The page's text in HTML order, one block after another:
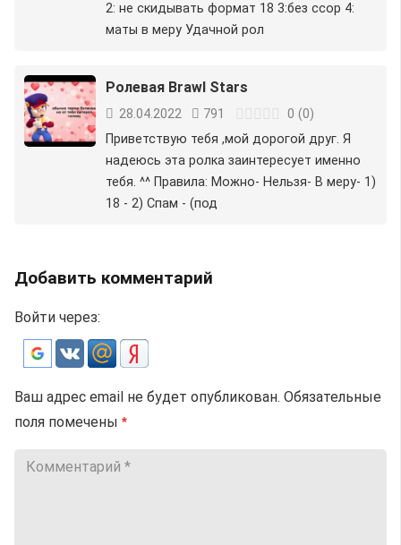
2: не скидывать формат 18 3:без ссор 4:
маты в меру Удачной рол
Ролевая Brawl Stars
28.04.2022 791 0 (0)
Приветствую тебя ,мой дорогой друг. Я
надеюсь эта ролка заинтересует именно
тебя. ^^ Правила: Можно- Нельзя- В меру- 1)
18 - 2) Спам - (под
Добавить комментарий
Войти через:
Ваш адрес email не будет опубликован. Обязательные
поля помечены *